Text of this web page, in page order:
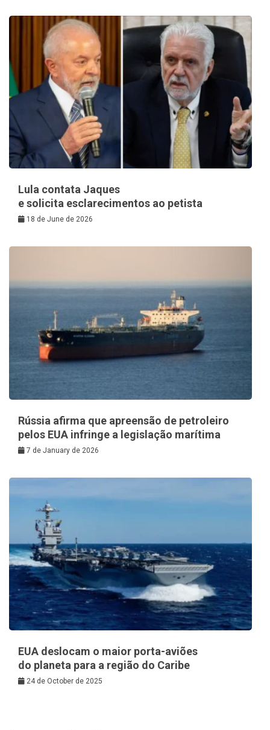
Lula contata Jaques
e solicita esclarecimentos ao petista
18 de June de 2026
Rússia afirma que apreensão de petroleiro
pelos EUA infringe a legislação marítima
7 de January de 2026
EUA deslocam o maior porta-aviões
do planeta para a região do Caribe
24 de October de 2025